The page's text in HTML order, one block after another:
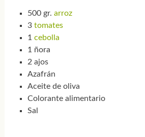
500 gr. arroz
3 tomates
1 cebolla
1 ñora
2 ajos
Azafrán
Aceite de oliva
Colorante alimentario
Sal